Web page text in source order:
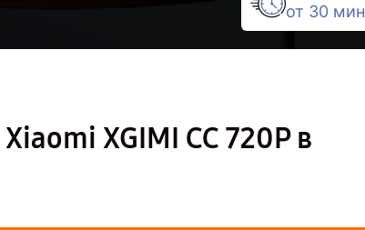
от 30 мин
XGIMI CC 720P в